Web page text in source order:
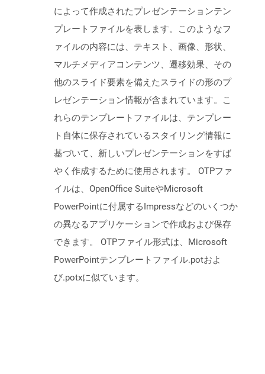
によって作成されたプレゼンテーションテン
プレートファイルを表します。このようなフ
ァイルの内容には、テキスト、画像、形状、
マルチメディアコンテンツ、遷移効果、その
他のスライド要素を備えたスライドの形のプ
レゼンテーション情報が含まれています。こ
れらのテンプレートファイルは、テンプレー
ト自体に保存されているスタイリング情報に
基づいて、新しいプレゼンテーションをすば
やく作成するために使用されます。 OTPファ
イルは、OpenOffice SuiteやMicrosoft
PowerPointに付属するImpressなどのいくつか
の異なるアプリケーションで作成および保存
できます。 OTPファイル形式は、Microsoft
PowerPointテンプレートファイル.potおよ
び.potxに似ています。